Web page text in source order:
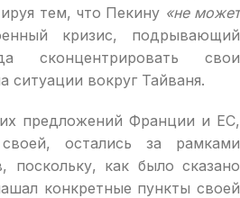
тем, что Пекину «не может
кризис, подрывающий
сконцентрировать свои
ситуации вокруг Тайваня.
предложений Франции и ЕС,
остались за рамками
поскольку, как было сказано
конкретные пункты своей